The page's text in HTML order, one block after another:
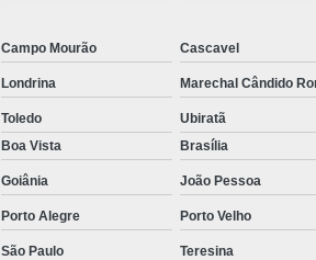
Rastreamento e
Rastreamento Veicular Frotas
Empresa de Rastreamento de
Empresa de
Empresa de
Empresa
Campo Mourão Cascavel
Londrina Marechal Cândido
Toledo Ubiratã
Boa Vista Brasília
Goiânia João Pessoa
Porto Alegre Porto Velho
São Paulo Teresina